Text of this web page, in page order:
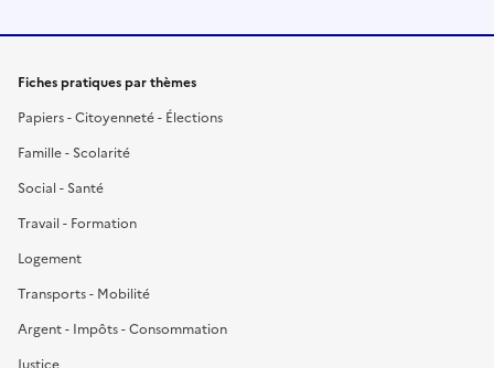
Fiches pratiques par thèmes
Papiers - Citoyenneté - Élections
Famille - Scolarité
Social - Santé
Travail - Formation
Logement
Transports - Mobilité
Argent - Impôts - Consommation